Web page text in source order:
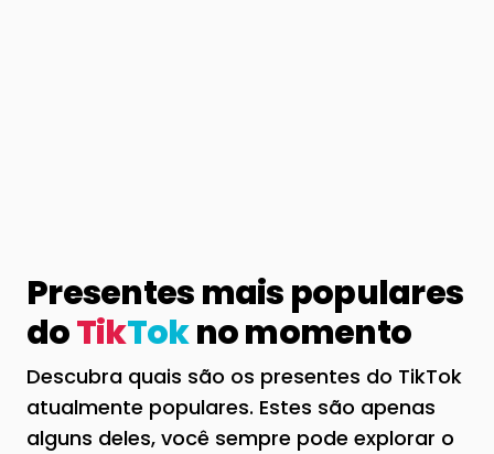
Presentes mais populares
doTikTokno momento
Descubra quais são os presentes do TikTok
atualmente populares. Estes são apenas
alguns deles, você sempre pode explorar o